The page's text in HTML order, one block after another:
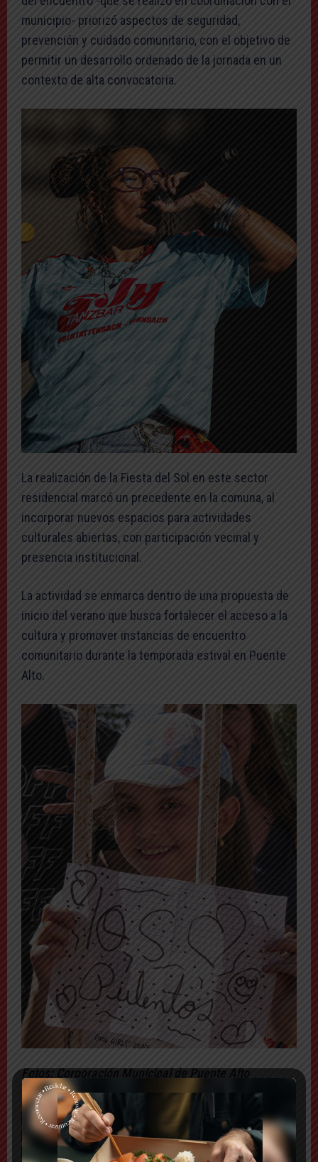
municipio- priorizó aspectos de seguridad,
prevención y cuidado comunitario, con el objetivo de
permitir un desarrollo ordenado de la jornada en un
contexto de alta convocatoria.
La realización de la Fiesta del Sol en este sector
residencial marcó un precedente en la comuna, al
incorporar nuevos espacios para actividades
culturales abiertas, con participación vecinal y
presencia institucional.
La actividad se enmarca dentro de una propuesta de
inicio del verano que busca fortalecer el acceso a la
cultura y promover instancias de encuentro
comunitario durante la temporada estival en Puente
Alto.
Fotos: Corporación Municipal de Puente Alto
TAGS ANA TIJOUX BANDA CONMOCIÓN CAMINO INTERNACIONAL
CORPORACIÓN CULTURAL DE PUENTE ALTO LA FIESTA DEL SOL